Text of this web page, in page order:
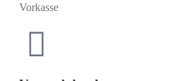
Vorkasse